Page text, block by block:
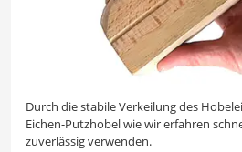
Durch die stabile Verkeilung des
Eichen-Putzhobel wie wir erfahren
zuverlässig verwenden.